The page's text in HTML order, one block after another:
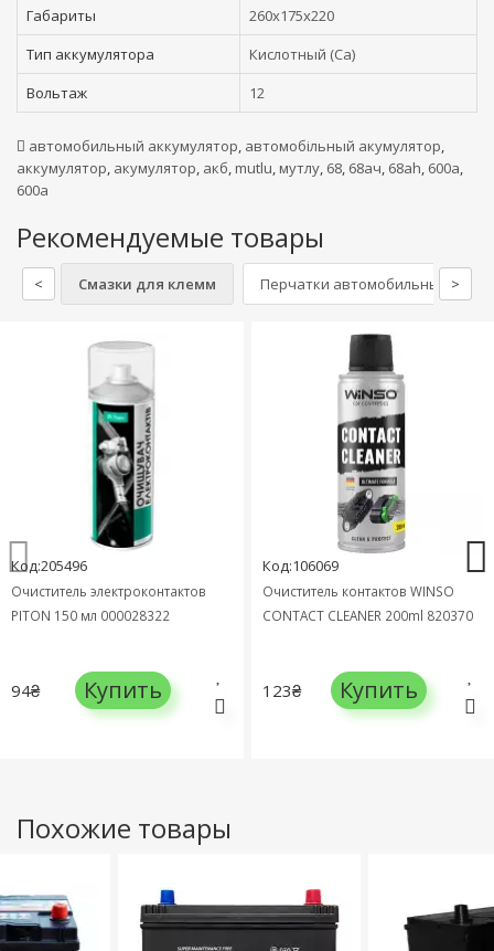
Габариты
260x175x220
Тип аккумулятора
Кислотный (Ca)
Вольтаж
12
автомобильный аккумулятор, автомобільный акумулятор,
аккумулятор, акумулятор, акб, mutlu, мутлу, 68, 68ач, 68ah, 600а,
600a
Рекомендуемые товары
< Смазки для клемм Перчатки автомобильные >
Код:205496
Очиститель электроконтактов
PITON 150 мл 000028322
94₴ Купить
Код:106069
Очиститель контактов WINSO
CONTACT CLEANER 200ml 820370
123₴ Купить
Похожие товары